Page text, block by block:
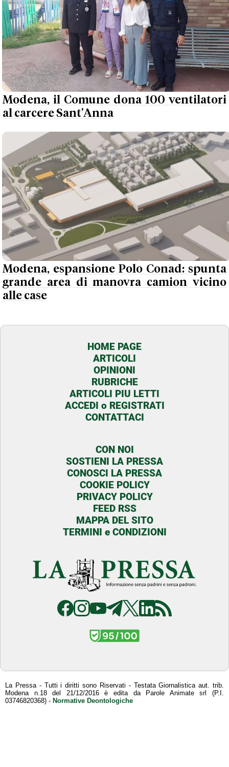
Modena, il Comune dona 100 ventilatori
al carcere Sant'Anna
Modena, espansione Polo Conad: spunta
grande area di manovra camion vicino
alle case
HOME PAGE
ARTICOLI
OPINIONI
RUBRICHE
ARTICOLI PIU LETTI
ACCEDI o REGISTRATI
CONTATTACI
CON NOI
SOSTIENI LA PRESSA
CONOSCI LA PRESSA
COOKIE POLICY
PRIVACY POLICY
FEED RSS
MAPPA DEL SITO
TERMINI e CONDIZIONI
La Pressa - Tutti i diritti sono Riservati - Testata Giornalistica aut. trib.
Modena n.18 del 21/12/2016 è edita da Parole Animate srl (P.I.
03746820368) - Normative Deontologiche